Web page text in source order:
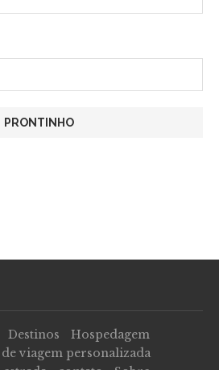
Destinos
Hospedagem
viagem personalizada